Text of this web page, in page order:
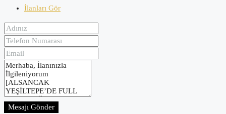
İlanları Gör
Mesajı Gönder